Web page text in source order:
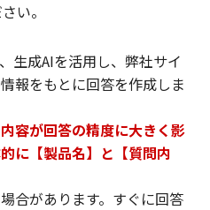
い。
生成AIを活用し、弊社サイ
報をもとに回答を作成しま
容が回答の精度に大きく影
に【製品名】と【質問内
合があります。すぐに回答